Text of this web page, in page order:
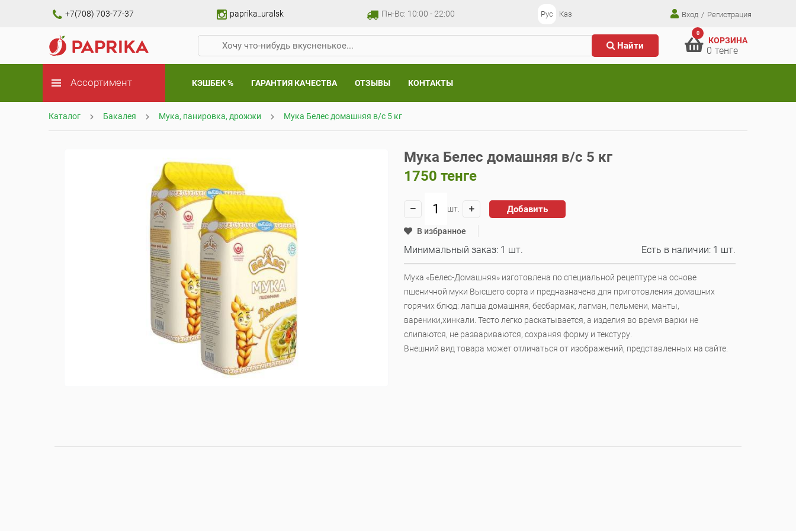
+7(708) 703-77-37 paprika_uralsk Пн-Вс: 10:00 - 22:00 Рус Каз Вход / Регистрация
Найти
0
КОРЗИНА
0 тенге
Ассортимент КЭШБЕК % ГАРАНТИЯ КАЧЕСТВА ОТЗЫВЫ КОНТАКТЫ
Каталог Бакалея Мука, панировка, дрожжи Мука Белес домашняя в/с 5 кг
Мука Белес домашняя в/с 5 кг
1750 тенге
шт. Добавить
В избранное
Минимальный заказ: 1 шт. Есть в наличии: 1 шт.
Мука «Белес-Домашняя» изготовлена по специальной рецептуре на основе
пшеничной муки Высшего сорта и предназначена для приготовления домашних
горячих блюд: лапша домашняя, бесбармак, лагман, пельмени, манты,
вареники,хинкали. Тесто легко раскатывается, а изделия во время варки не
слипаются, не развариваются, сохраняя форму и текстуру.
Внешний вид товара может отличаться от изображений, представленных на сайте.